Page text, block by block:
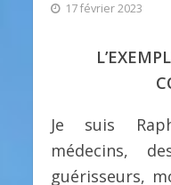
17 février 2023
Je suis
médecins,
guérisseurs,